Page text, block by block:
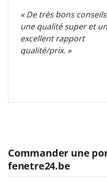
« De très bons
une qualité super et un
excellent rapport
qualité/prix. »
Commander une
fenetre24.be